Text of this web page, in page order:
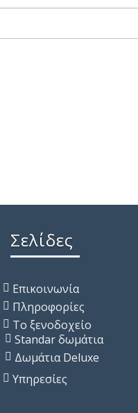
Σελίδες
Επικοινωνία
Πληροφορίες
Το ξενοδοχείο
Standar δωμάτια
Δωμάτια Deluxe
Υπηρεσίες